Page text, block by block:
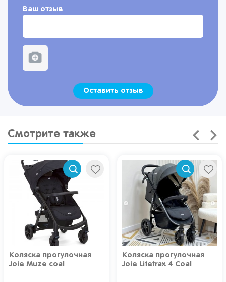
Ваш отзыв
Оставить отзыв
Смотрите также
Коляска прогулочная
Joie Muze coal
Коляска прогулочная
Joie Litetrax 4 Coal